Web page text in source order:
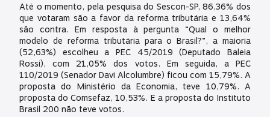
Até o momento, pela pesquisa do Sescon-SP, 86,36% dos
que votaram são a favor da reforma tributária e 13,64%
são contra. Em resposta à pergunta “Qual o melhor
modelo de reforma tributária para o Brasil?”, a maioria
(52,63%) escolheu a PEC 45/2019 (Deputado Baleia
Rossi), com 21,05% dos votos. Em seguida, a PEC
110/2019 (Senador Davi Alcolumbre) ficou com 15,79%. A
proposta do Ministério da Economia, teve 10,79%. A
proposta do Comsefaz, 10,53%. E a proposta do Instituto
Brasil 200 não teve votos.